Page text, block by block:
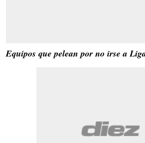
Equipos que pelean por no irse a